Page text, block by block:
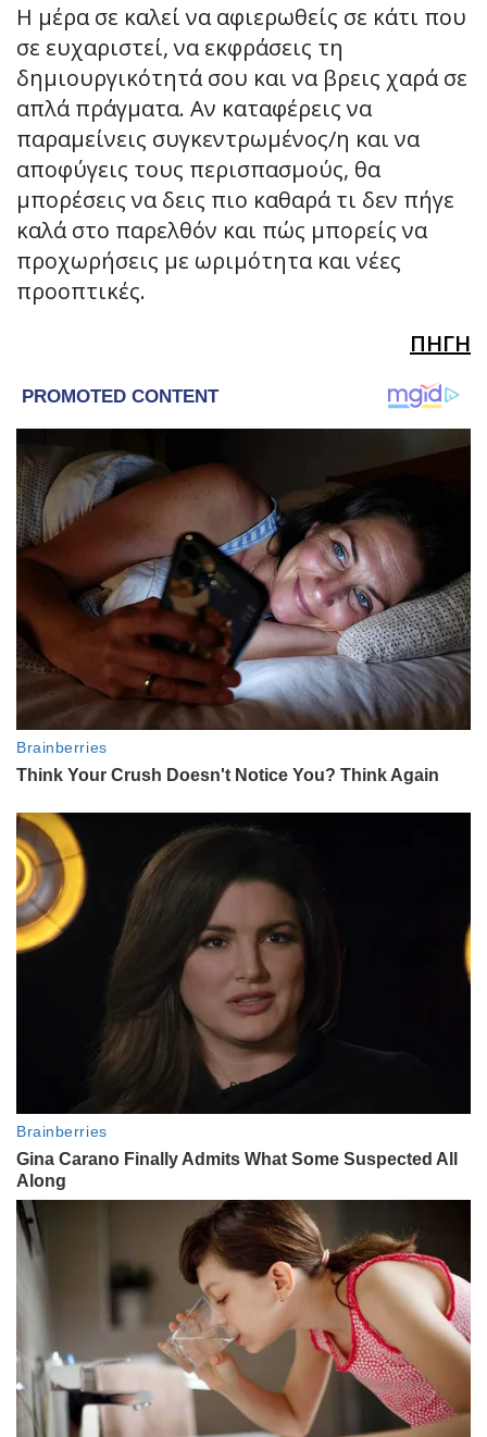
Η μέρα σε καλεί να αφιερωθείς σε κάτι που
σε ευχαριστεί, να εκφράσεις τη
δημιουργικότητά σου και να βρεις χαρά σε
απλά πράγματα. Αν καταφέρεις να
παραμείνεις συγκεντρωμένος/η και να
αποφύγεις τους περισπασμούς, θα
μπορέσεις να δεις πιο καθαρά τι δεν πήγε
καλά στο παρελθόν και πώς μπορείς να
προχωρήσεις με ωριμότητα και νέες
προοπτικές.
ΠΗΓΗ